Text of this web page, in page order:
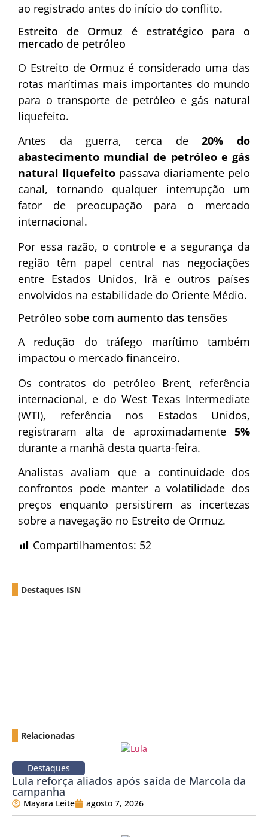
ao registrado antes do início do conflito.
Estreito de Ormuz é estratégico para o
mercado de petróleo
O Estreito de Ormuz é considerado uma das
rotas marítimas mais importantes do mundo
para o transporte de petróleo e gás natural
liquefeito.
Antes da guerra, cerca de20% do
abastecimento mundial de petróleo e gás
natural liquefeito passava diariamente pelo
canal, tornando qualquer interrupção um
fator de preocupação para o mercado
internacional.
Por essa razão, o controle e a segurança da
região têm papel central nas negociações
entre Estados Unidos, Irã e outros países
envolvidos na estabilidade do Oriente Médio.
Petróleo sobe com aumento das tensões
A redução do tráfego marítimo também
impactou o mercado financeiro.
Os contratos do petróleo Brent, referência
internacional, e do West Texas Intermediate
(WTI), referência nos Estados Unidos,
registraram alta de aproximadamente 5%
durante a manhã desta quarta-feira.
Analistas avaliam que a continuidade dos
confrontos pode manter a volatilidade dos
preços enquanto persistirem as incertezas
sobre a navegação no Estreito de Ormuz.
Compartilhamentos: 52
Destaques ISN
Relacionadas
Destaques
Lula reforça aliados após saída de Marcola da
campanha
Mayara Leite agosto 7, 2026